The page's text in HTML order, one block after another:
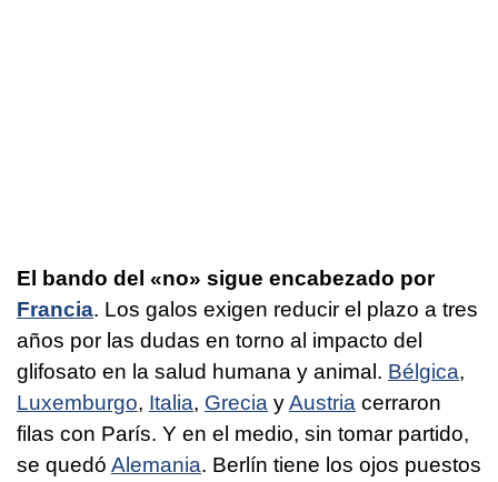
El bando del «no» sigue encabezado por
Francia. Los galos exigen reducir el plazo a tres
años por las dudas en torno al impacto del
glifosato en la salud humana y animal. Bélgica,
Luxemburgo, Italia, Grecia yAustria cerraron
filas con París. Y en el medio, sin tomar partido,
se quedó Alemania. Berlín tiene los ojos puestos